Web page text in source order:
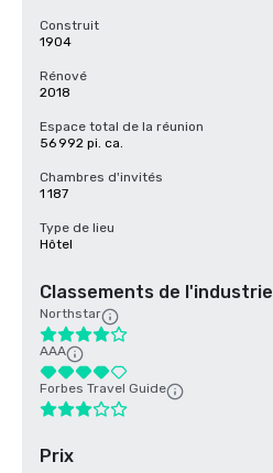
Construit
1904
Rénové
2018
Espace total de la réunion
56 992 pi. ca.
Chambres d'invités
1 187
Type de lieu
Hôtel
Classements de l'industrie
Northstar
AAA
Forbes Travel Guide
Prix